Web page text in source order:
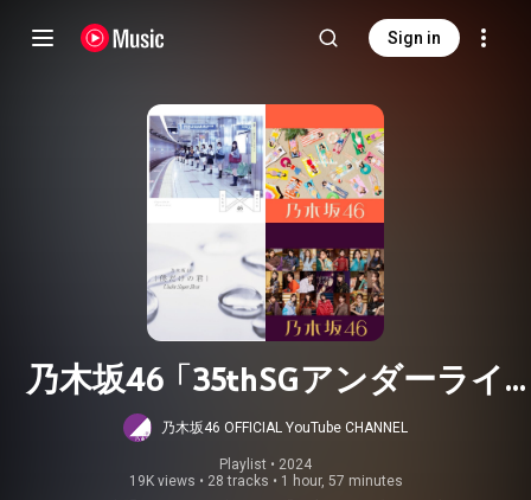
Sign in
乃木坂46「35thSGアンダーライ
ブ」セットリスト(6/9)
乃木坂46 OFFICIAL YouTube CHANNEL
Playlist • 2024
19K views • 28 tracks • 1 hour, 57 minutes